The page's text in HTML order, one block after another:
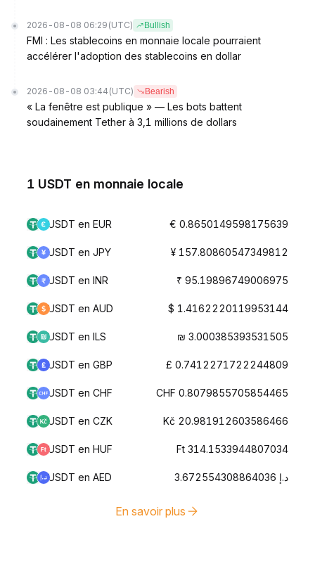
2026-08-08 06:29 (UTC) Bullish
FMI : Les stablecoins en monnaie locale pourraient
accélérer l'adoption des stablecoins en dollar
2026-08-08 03:44 (UTC) Bearish
« La fenêtre est publique » — Les bots battent
soudainement Tether à 3,1 millions de dollars
1 USDT en monnaie locale
USDT en EUR € 0.8650149598175639
USDT en JPY ¥ 157.80860547349812
USDT en INR ₹ 95.19896749006975
USDT en AUD $ 1.4162220119953144
USDT en ILS ₪ 3.000385393531505
USDT en GBP £ 0.7412271722244809
USDT en CHF CHF 0.8079855705854465
USDT en CZK Kč 20.981912603586466
USDT en HUF Ft 314.1533944807034
USDT en AED د.إ 3.672554308864036
En savoir plus